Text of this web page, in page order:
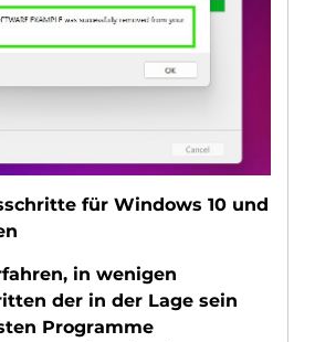
für Windows 10 und
in wenigen
der in der Lage sein
Programme